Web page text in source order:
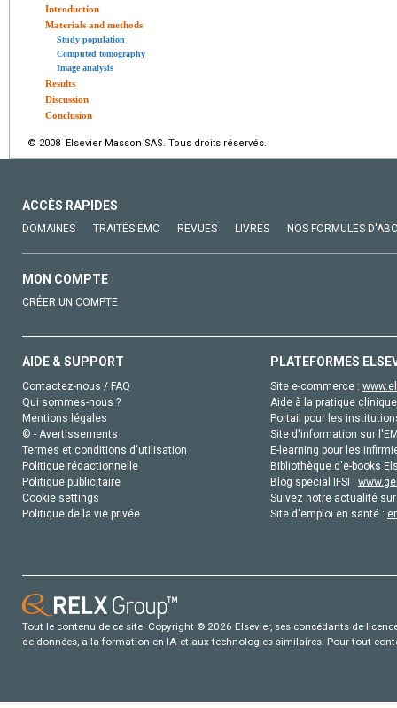
Introduction
Materials and methods
Study population
Computed tomography
Image analysis
Results
Discussion
Conclusion
© 2008 Elsevier Masson SAS. Tous droits réservés.
ACCÈS RAPIDES
DOMAINES TRAITÉS EMC REVUES LIVRES NOS FORMULES
MON COMPTE
CRÉER UN COMPTE
AIDE & SUPPORT
Contactez-nous / FAQ
Qui sommes-nous ?
Mentions légales
© - Avertissements
Termes et conditions d'utilisation
Politique rédactionnelle
Politique publicitaire
Cookie settings
Politique de la vie privée
PLATEFORMES
Site e-commerce :
Aide à la pratique
Portail pour les
Site d'information sur
E-learning pour les
Bibliothèque d'e-books
Blog special IFSI :
Suivez notre actualité
Site d'emploi en santé :
Tout le contenu de ce site: Copyright © 2026 Elsevier, ses concédants de
de données, a la formation en IA et aux technologies similaires. Pour tout